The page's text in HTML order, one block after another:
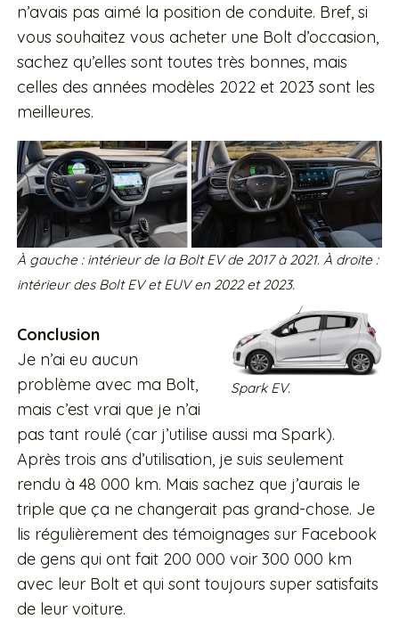
n’avais pas aimé la position de conduite. Bref, si
vous souhaitez vous acheter une Bolt d’occasion,
sachez qu’elles sont toutes très bonnes, mais
celles des années modèles 2022 et 2023 sont les
meilleures.
À gauche : intérieur de la Bolt EV de 2017 à 2021. À droite :
intérieur des Bolt EV et EUV en 2022 et 2023.
Spark EV.
Conclusion
Je n’ai eu aucun
problème avec ma Bolt,
mais c’est vrai que je n’ai
pas tant roulé (car j’utilise aussi ma Spark).
Après trois ans d’utilisation, je suis seulement
rendu à 48 000 km. Mais sachez que j’aurais le
triple que ça ne changerait pas grand-chose. Je
lis régulièrement des témoignages sur Facebook
de gens qui ont fait 200 000 voir 300 000 km
avec leur Bolt et qui sont toujours super satisfaits
de leur voiture.